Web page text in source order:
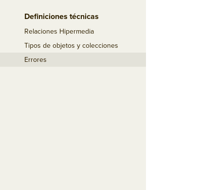
Definiciones técnicas
Relaciones Hipermedia
Tipos de objetos y colecciones
Errores